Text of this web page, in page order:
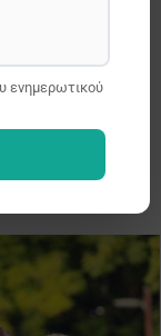
ενημερωτικού